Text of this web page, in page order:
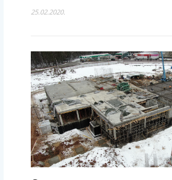
25.02.2020.